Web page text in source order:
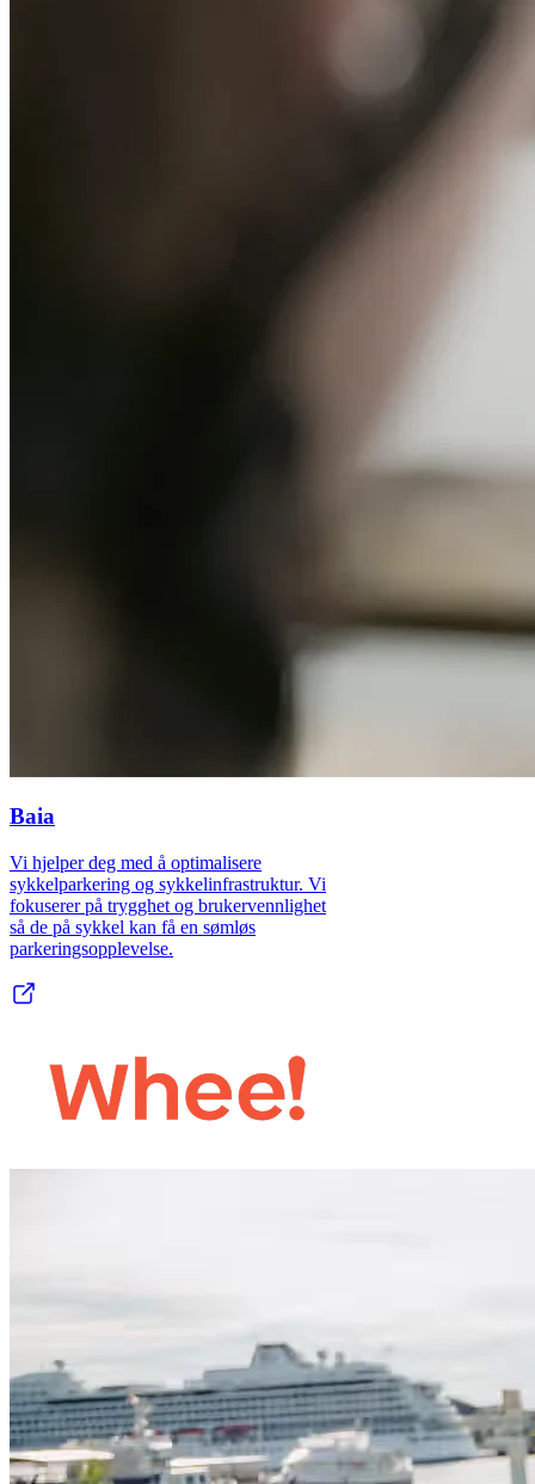
Baia
Vi hjelper deg med å optimalisere
sykkelparkering og sykkelinfrastruktur. Vi
fokuserer på trygghet og brukervennlighet
så de på sykkel kan få en sømløs
parkeringsopplevelse.